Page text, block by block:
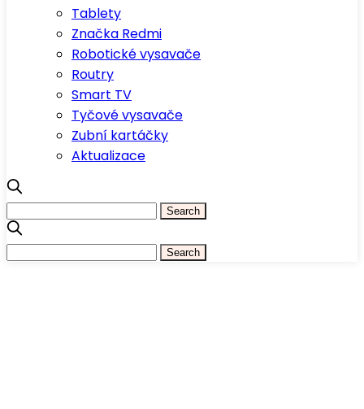
Tablety
Značka Redmi
Robotické vysavače
Routry
Smart TV
Tyčové vysavače
Zubní kartáčky
Aktualizace